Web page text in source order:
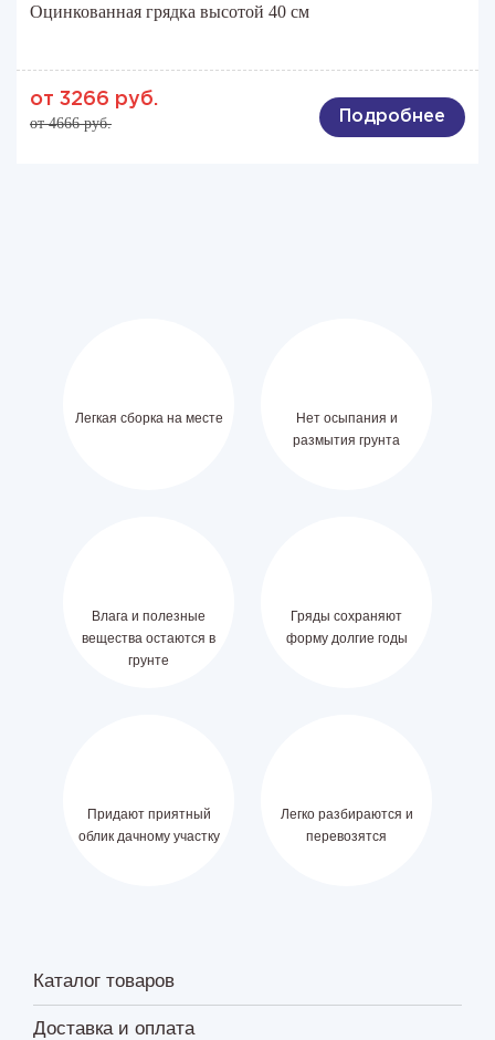
Оцинкованная грядка высотой 40 см
от 3266 руб.
от 4666 руб. Подробнее
Легкая сборка на месте
Нет осыпания и
размытия грунта
Влага и полезные
вещества остаются в
грунте
Гряды сохраняют
форму долгие годы
Придают приятный
облик дачному участку
Легко разбираются и
перевозятся
Каталог товаров
Доставка и оплата